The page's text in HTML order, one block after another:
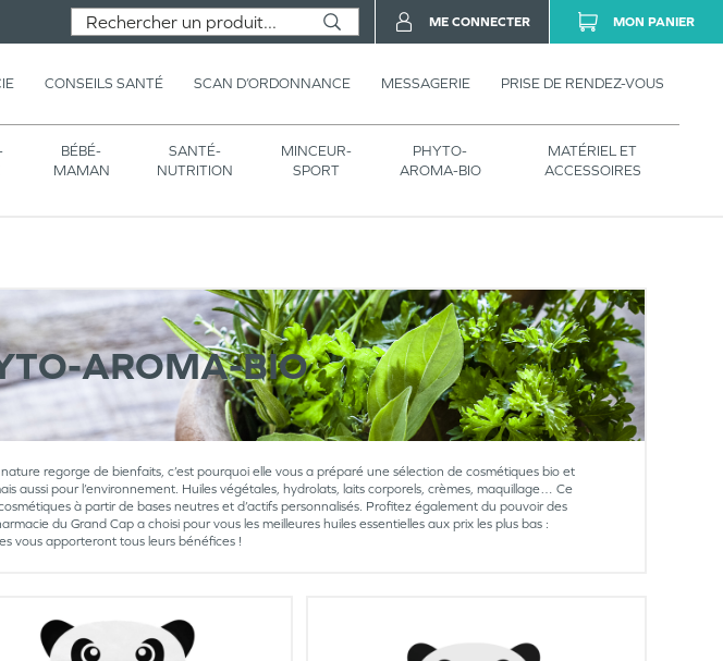
CONSEILS SANTÉ SCAN D’ORDONNANCE MESSAGERIE PRISE DE RENDEZ-VOUS
BÉBÉ-
MAMAN
SANTÉ-
NUTRITION
MINCEUR-
SPORT
PHYTO-
AROMA-BIO
MATÉRIEL ET
ACCESSOIRES
ME CONNECTER MON PANIER
AROMA-BIO
regorge de bienfaits, c’est pourquoi elle vous a préparé une sélection de cosmétiques bio et
aussi pour l’environnement. Huiles végétales, hydrolats, laits corporels, crèmes, maquillage… Ce
à partir de bases neutres et d’actifs personnalisés. Profitez également du pouvoir des
du Grand Cap a choisi pour vous les meilleures huiles essentielles aux prix les plus bas :
vous apporteront tous leurs bénéfices !